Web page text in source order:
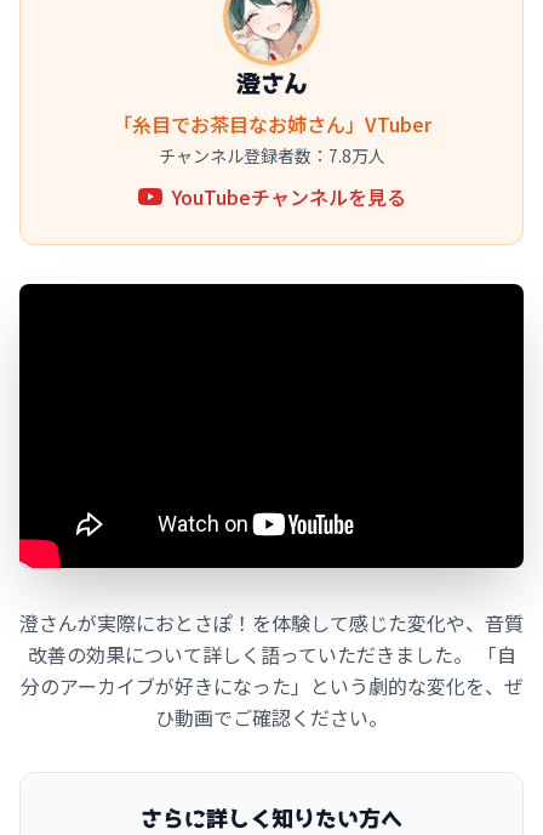
澄さん
「糸目でお茶目なお姉さん」VTuber
チャンネル登録者数：7.8万人
YouTubeチャンネルを見る
澄さんが実際におとさぽ！を体験して感じた変化や、音質
改善の効果について詳しく語っていただきました。 「自
分のアーカイブが好きになった」という劇的な変化を、ぜ
ひ動画でご確認ください。
さらに詳しく知りたい方へ